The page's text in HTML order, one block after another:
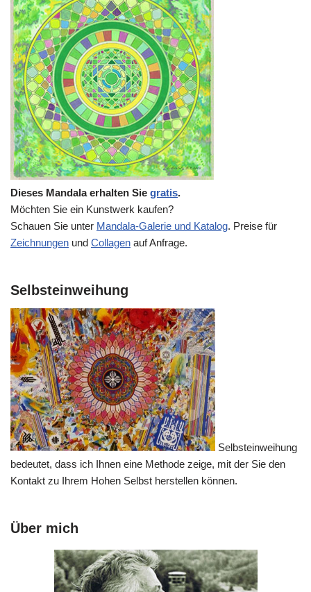
Dieses Mandala erhalten Sie gratis.
Möchten Sie ein Kunstwerk kaufen?
Schauen Sie unter Mandala-Galerie und Katalog. Preise für
Zeichnungen und Collagen auf Anfrage.
Selbsteinweihung
Selbsteinweihung
bedeutet, dass ich Ihnen eine Methode zeige, mit der Sie den
Kontakt zu Ihrem Hohen Selbst herstellen können.
Über mich